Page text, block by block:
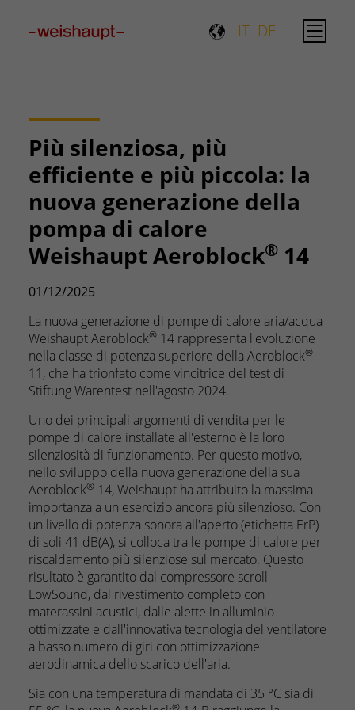
IT DE
Più silenziosa, più
efficiente e più piccola: la
nuova generazione della
pompa di calore
Weishaupt Aeroblock® 14
01/12/2025
La nuova generazione di pompe di calore aria/acqua
Weishaupt Aeroblock® 14 rappresenta l'evoluzione
nella classe di potenza superiore della Aeroblock®
11, che ha trionfato come vincitrice del test di
Stiftung Warentest nell'agosto 2024.
Uno dei principali argomenti di vendita per le
pompe di calore installate all'esterno è la loro
silenziosità di funzionamento. Per questo motivo,
nello sviluppo della nuova generazione della sua
Aeroblock® 14, Weishaupt ha attribuito la massima
importanza a un esercizio ancora più silenzioso. Con
un livello di potenza sonora all'aperto (etichetta ErP)
di soli 41 dB(A), si colloca tra le pompe di calore per
riscaldamento più silenziose sul mercato. Questo
risultato è garantito dal compressore scroll
LowSound, dal rivestimento completo con
materassini acustici, dalle alette in alluminio
ottimizzate e dall'innovativa tecnologia del ventilatore
a basso numero di giri con ottimizzazione
aerodinamica dello scarico dell'aria.
Sia con una temperatura di mandata di 35 °C sia di
®